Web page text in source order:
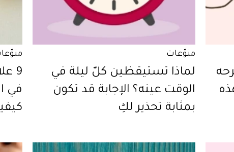
منوّعات
لماذا تستيقظين كلّ ليلة في
الوقت عينه؟ الإجابة قد تكون
بمثابة تحذير لكِ
9
في